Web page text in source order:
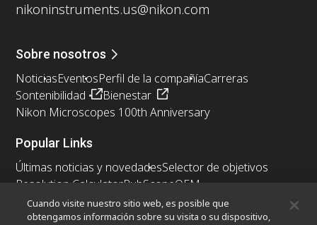
nikoninstruments.us@nikon.com
Sobre nosotros
NoticiasEventosPerfil de la compañíaCarreras
Sontenibilidad
Bienestar
Nikon Microscopes 100th Anniversary
Popular Links
Últimas noticias y novedadesSelector de objetivos
Resolution CalculatorPubScopeOEM
Nikon Small World
MicroscopyU
Cuando visite nuestro sitio web, es posible que
obtengamos información sobre su visita o su dispositivo,